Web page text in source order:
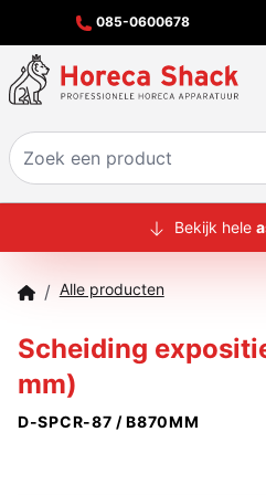
085-0600678
Bekijk hele
/ Alle producten
Scheiding
mm)
D-SPCR-87 / B870MM